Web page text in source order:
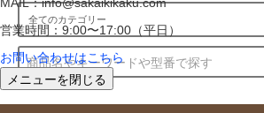
営業時間：9:00〜17:00（平日）
お問い合わせはこちら
メニューを閉じる